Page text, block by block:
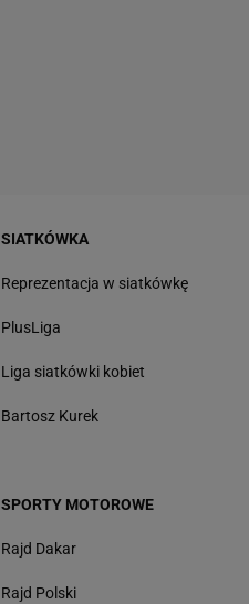
SIATKÓWKA
Reprezentacja w siatkówkę
PlusLiga
Liga siatkówki kobiet
Bartosz Kurek
SPORTY MOTOROWE
Rajd Dakar
Rajd Polski